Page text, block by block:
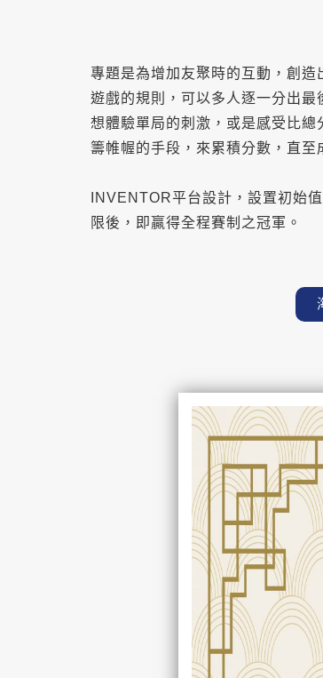
專題是為增加友聚時的互動，創
遊戲的規則，可以多人逐一分出
想體驗單局的刺激，或是感受比
籌帷幄的手段，來累積分數，直至
INVENTOR平台設計，設置初始
限後，即贏得全程賽制之冠軍。